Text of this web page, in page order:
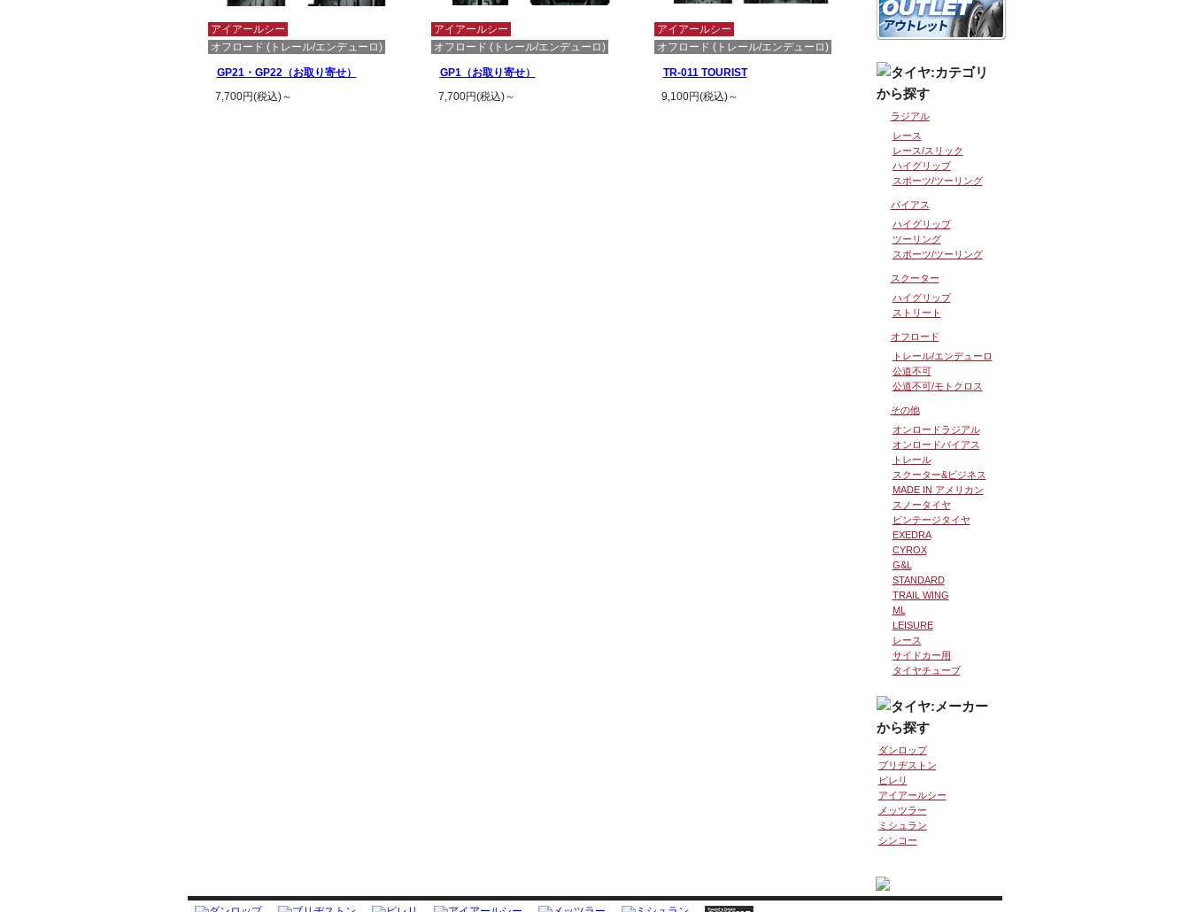
アイアールシー
オフロード (トレール/エンデューロ)
GP21・GP22（お取り寄せ）
7,700円(税込)～
アイアールシー
オフロード (トレール/エンデューロ)
GP1（お取り寄せ）
7,700円(税込)～
アイアールシー
オフロード (トレール/エンデューロ)
TR-011 TOURIST
9,100円(税込)～
ラジアル
レース
レース/スリック
ハイグリップ
スポーツ/ツーリング
バイアス
ハイグリップ
ツーリング
スポーツ/ツーリング
スクーター
ハイグリップ
ストリート
オフロード
トレール/エンデューロ
公道不可
公道不可/モトクロス
その他
オンロードラジアル
オンロードバイアス
トレール
スクーター&ビジネス
MADE IN アメリカン
スノータイヤ
ビンテージタイヤ
EXEDRA
CYROX
G&L
STANDARD
TRAIL WING
ML
LEISURE
レース
サイドカー用
タイヤチューブ
ダンロップ
ブリヂストン
ピレリ
アイアールシー
メッツラー
ミシュラン
シンコー